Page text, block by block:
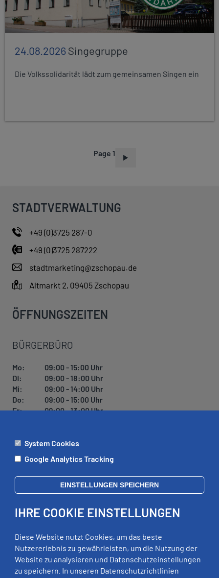
24.08.2026Singegruppe
Die Volkssolidarität lädt zum gemeinsamen Singen ein
Page 1
STADTVERWALTUNG
+49 (0)3725 287-0
+49 (0)3725 287222
stadtmarketing@zschopau.de
Altmarkt 2, 09405 Zschopau
ÖFFNUNGSZEITEN
BÜRGERBÜRO
Mo:
09:00 - 15:00 Uhr
Di:
09:00 - 18:00 Uhr
Mi:
09:00 - 14:00 Uhr
Do:
09:00 - 15:00 Uhr
Fr:
09:00 - 13:00 Uhr
ÄMTER
Di:
09:00 - 12:00 Uhr, 13:00 - 18:00 Uhr
Mi:
geschlossen
Fr:
09:00 - 12:00 Uhr
RECHTLICHES
System Cookies
Google Analytics Tracking
EINSTELLUNGEN SPEICHERN
IHRE COOKIE EINSTELLUNGEN
Diese Website nutzt Cookies, um das beste
Nutzererlebnis zu gewährleisten, um die Nutzung der
Website zu analysieren und Datenschutzeinstellungen
zu speichern. In unseren Datenschutzrichtlinien